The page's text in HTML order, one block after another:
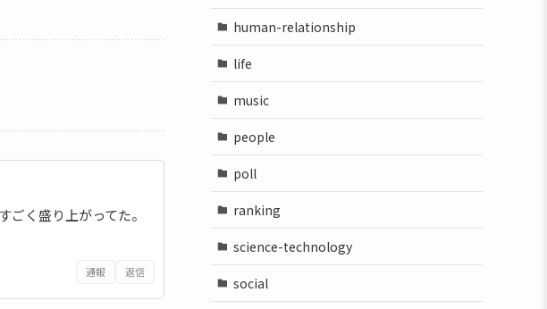
く盛り上がってた。
通報 返信
human-relationship
life
music
people
poll
ranking
science-technology
social